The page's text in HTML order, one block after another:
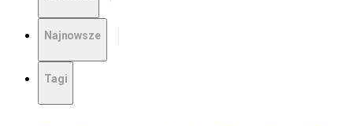
Najnowsze
Tagi